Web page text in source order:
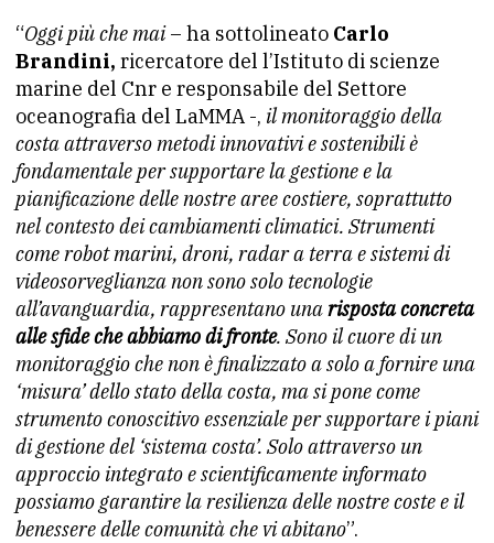
“Oggi più che mai– ha sottolineato Carlo
Brandini, ricercatore del l’Istituto di scienze
marine del Cnr e responsabile del Settore
oceanografia del LaMMA -, il monitoraggio della
costa attraverso metodi innovativi e sostenibili è
fondamentale per supportare la gestione e la
pianificazione delle nostre aree costiere, soprattutto
nel contesto dei cambiamenti climatici. Strumenti
come robot marini, droni, radar a terra e sistemi di
videosorveglianza non sono solo tecnologie
all’avanguardia, rappresentano una risposta concreta
alle sfide che abbiamo di fronte. Sono il cuore di un
monitoraggio che non è finalizzato a solo a fornire una
‘misura’ dello stato della costa, ma si pone come
strumento conoscitivo essenziale per supportare i piani
di gestione del ‘sistema costa’. Solo attraverso un
approccio integrato e scientificamente informato
possiamo garantire la resilienza delle nostre coste e il
benessere delle comunità che vi abitano”.